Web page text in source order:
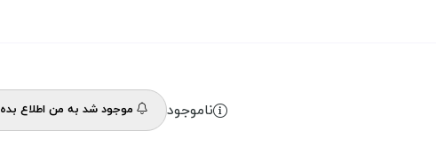
ناموجود موجود شد به من اطلاع بده